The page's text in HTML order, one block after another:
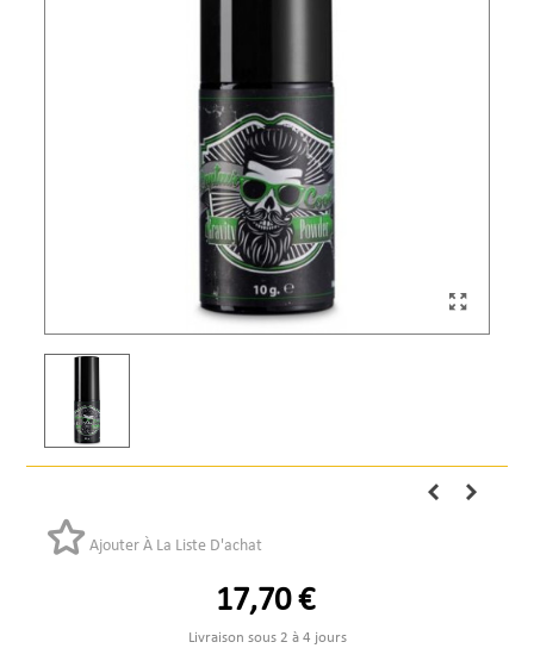
Ajouter À La Liste D'achat
17,70 €
Livraison sous 2 à 4 jours